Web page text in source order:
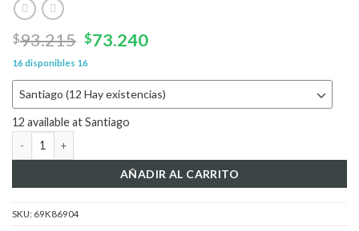
$93.215 El
precio
original
era:
$93.215.
$73.240El
es:
$73.240.
16 disponibles 16
12 available at Santiago
NYLON ERTALON 6PLA BARRA NATURAL 50x3000mm cantidad
AÑADIR AL CARRITO
SKU: 69K86904